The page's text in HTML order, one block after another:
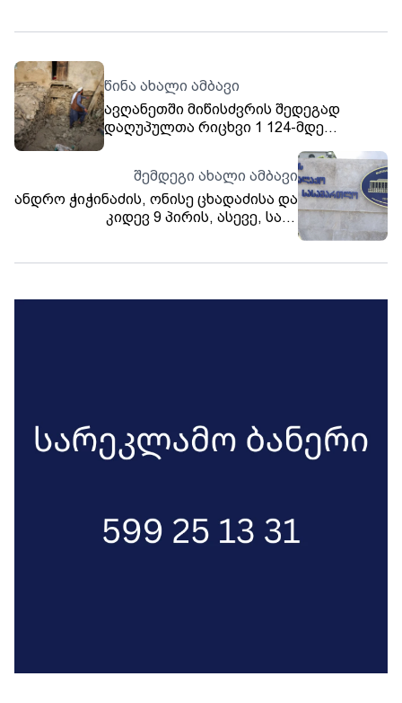
წინა ახალი ამბავი
ავღანეთში მიწისძვრის შედეგად
დაღუპულთა რიცხვი 1 124-მდე
შემდეგი ახალი ამბავი
ანდრო ჭიჭინაძის, ონისე ცხადაძისა და
კიდევ 9 პირის, ასევე, საბა